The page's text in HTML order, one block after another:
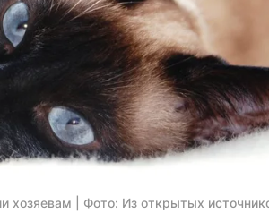
хозяевам | Фото: Из открытых